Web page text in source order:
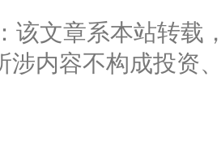
该文章系本站转载
涉内容不构成投资